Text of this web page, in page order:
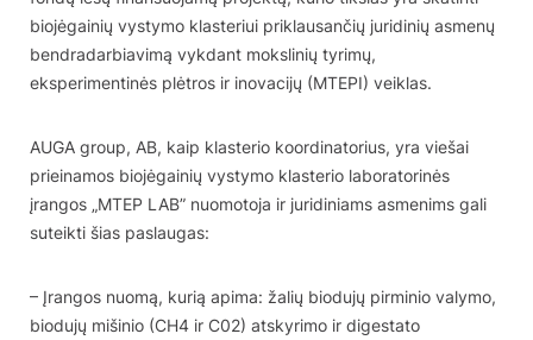
biojėgainių vystymo klasteriui priklausančių juridinių asmenų
bendradarbiavimą vykdant mokslinių tyrimų,
eksperimentinės plėtros ir inovacijų (MTEPI) veiklas.
AUGA group, AB, kaip klasterio koordinatorius, yra viešai
prieinamos biojėgainių vystymo klasterio laboratorinės
įrangos „MTEP LAB” nuomotoja ir juridiniams asmenims gali
suteikti šias paslaugas:
– Įrangos nuomą, kurią apima: žalių biodujų pirminio valymo,
biodujų mišinio (CH4 ir C02) atskyrimo ir digestato